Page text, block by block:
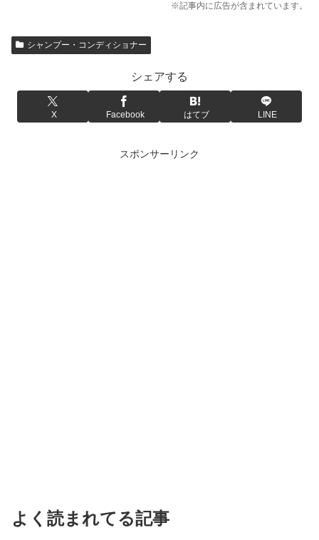
※記事内に広告が含まれています。
シャンプー・コンディショナー
シェアする
X Facebook はてブ LINE
スポンサーリンク
よく読まれてる記事